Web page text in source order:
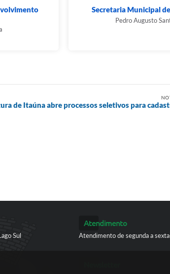
Secretaria Municipal
Pedro Augusto
de Itaúna abre processos seletivos para
Sul
Atendimento
Atendimento de segunda a